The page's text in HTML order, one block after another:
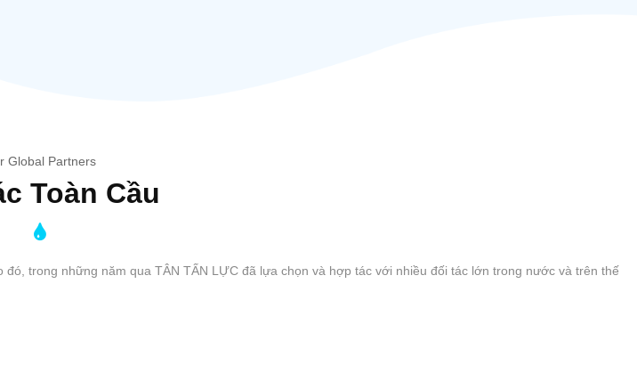
Global Partners
Toàn Cầu
trong những năm qua TÂN TẤN LỰC đã lựa chọn và hợp tác với nhiều đối tác lớn trong nước và trên thế